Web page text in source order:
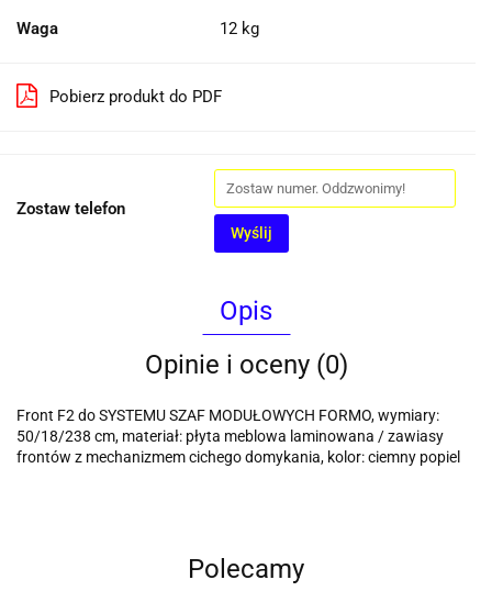
Waga 12 kg
Pobierz produkt do PDF
Zostaw telefon
Wyślij
Opis
Opinie i oceny (0)
Front F2 do SYSTEMU SZAF MODUŁOWYCH FORMO, wymiary:
50/18/238 cm, materiał: płyta meblowa laminowana / zawiasy
frontów z mechanizmem cichego domykania, kolor: ciemny popiel
Polecamy